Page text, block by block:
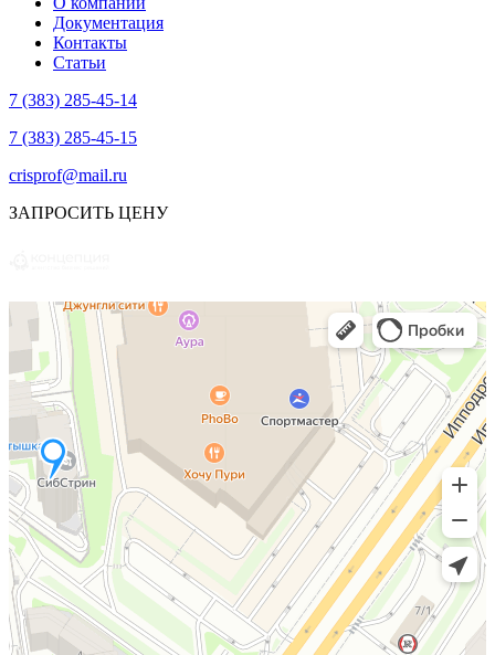
Документация
Контакты
Статьи
7 (383) 285-45-14
7 (383) 285-45-15
crisprof@mail.ru
ЗАПРОСИТЬ ЦЕНУ